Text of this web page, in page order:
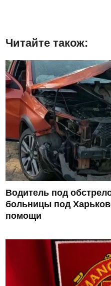
Читайте також:
Водитель под
больницы под
помощи